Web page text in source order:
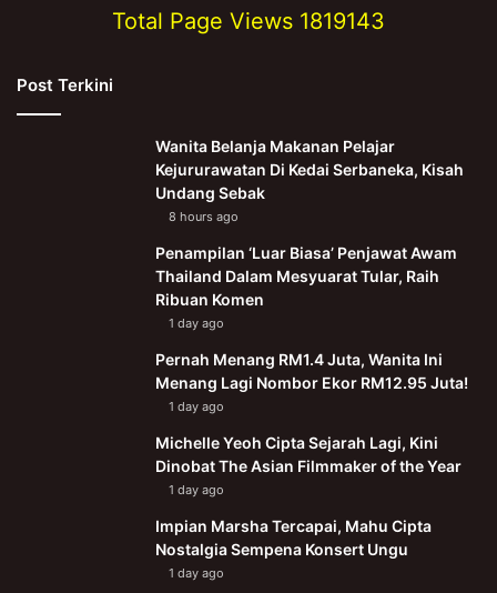
Total Page Views 1819143
Post Terkini
Wanita Belanja Makanan Pelajar
Kejururawatan Di Kedai Serbaneka, Kisah
Undang Sebak
8 hours ago
Penampilan ‘Luar Biasa’ Penjawat Awam
Thailand Dalam Mesyuarat Tular, Raih
Ribuan Komen
1 day ago
Pernah Menang RM1.4 Juta, Wanita Ini
Menang Lagi Nombor Ekor RM12.95 Juta!
1 day ago
Michelle Yeoh Cipta Sejarah Lagi, Kini
Dinobat The Asian Filmmaker of the Year
1 day ago
Impian Marsha Tercapai, Mahu Cipta
Nostalgia Sempena Konsert Ungu
1 day ago